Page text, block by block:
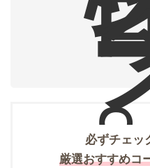
必ずチェッ
厳選おすすめコ